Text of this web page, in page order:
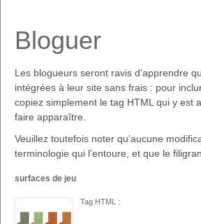
Bloguer
Les blogueurs seront ravis d’apprendre
intégrées à leur site sans frais : pour
copiez simplement le tag HTML qui y est
faire apparaître.
Veuillez toutefois noter qu’aucune
terminologie qui l’entoure, et que le
surfaces de jeu
Tag HTML :